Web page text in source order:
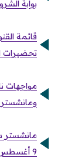
بوابة
قائمة
تحضيرات
مواجهات
مانشستر
9 أغسطس 2026